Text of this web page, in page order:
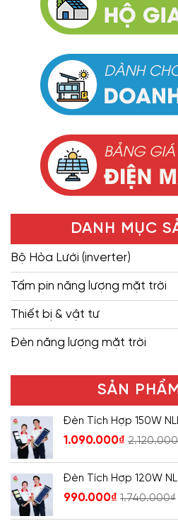
DANH MỤC
Bộ Hòa Lưới (inverter)
Tấm pin năng lượng mặt trời
Thiết bị & vật tư
Đèn năng lượng mặt trời
SẢN
Đèn Tích Hợp 150W
1.090.000₫ 2.120.000
Đèn Tích Hợp 120W
990.000₫ 1.740.000₫